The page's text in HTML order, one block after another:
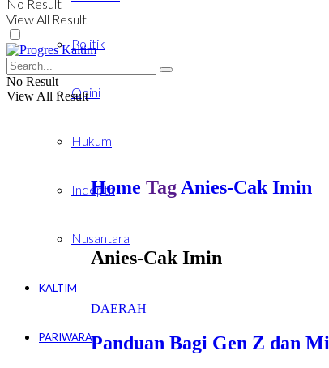
Politik
Opini
Hukum
Indepth
Nusantara
KALTIM
PARIWARA
No Result
View All Result
No Result
View All Result
Home Tag Anies-Cak Imin
Anies-Cak Imin
DAERAH
Panduan Bagi Gen Z dan